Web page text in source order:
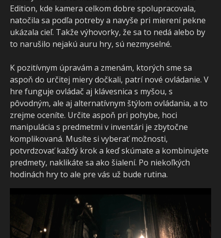
Edition, kde kamera celkom dobre spolupracovala,
natočila sa podľa potreby a navyše pri mierení pekne
ukázala cieľ. Takže výhovorky, že sa to nedá alebo by
to narušilo nejakú auru hry, sú nezmyselné.
K pozitívnym úpravám a zmenám, ktorých sme sa
aspoň do určitej miery dočkali, patrí nové ovládanie. V
hre funguje ovládač aj klávesnica s myšou, s
pôvodným, ale aj alternatívnym štýlom ovládania, a to
zrejme oceníte. Určite aspoň pri pohybe, hoci
manipulácia s predmetmi v inventári je zbytočne
komplikovaná. Musíte si vyberať možnosti,
potvrdzovať každý krok a keď skúmate a kombinujete
predmety, naklikáte sa ako šialení. Po niekoľkých
hodinách hry to ale pre vás už bude rutina.